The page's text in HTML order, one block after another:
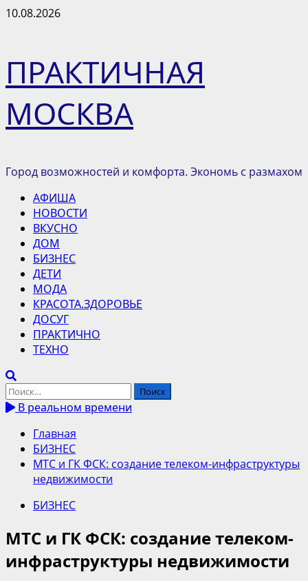
Перейти
10.08.2026
ПРАКТИЧНАЯ
МОСКВА
Город возможностей и комфорта. Экономь с размахом
Основное
меню
АФИША
НОВОСТИ
ВКУСНО
ДОМ
БИЗНЕС
ДЕТИ
МОДА
КРАСОТА.ЗДОРОВЬЕ
ДОСУГ
ПРАКТИЧНО
ТЕХНО
Найти:
В реальном времени
Главная
БИЗНЕС
МТС и ГК ФСК: создание телеком-инфраструктуры
недвижимости
БИЗНЕС
МТС и ГК ФСК: создание телеком-
инфраструктуры недвижимости